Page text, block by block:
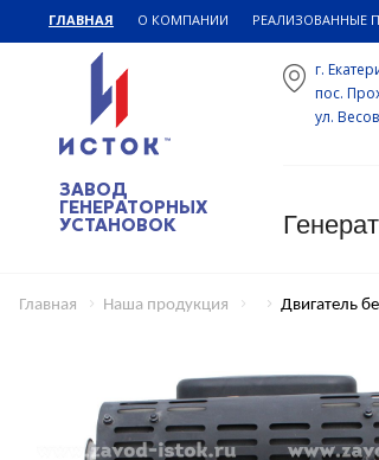
ГЛАВНАЯ О КОМПАНИИ РЕАЛИЗОВАННЫЕ
ЗАВОД
ГЕНЕРАТОРНЫХ
УСТАНОВОК
г.
пос.
ул.
Главная Наша продукция Двигатель